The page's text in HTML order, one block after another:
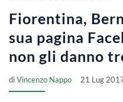
Fiorentina,
sua pagina
non gli danno
diVincenzo Nappo 21 Lug